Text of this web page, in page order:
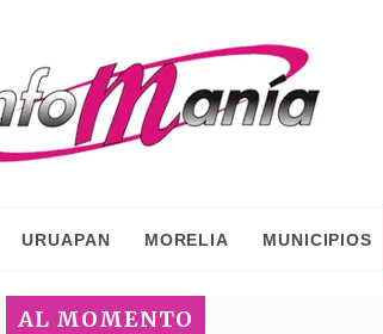
URUAPAN MORELIA MUNICIPIOS
AL MOMENTO